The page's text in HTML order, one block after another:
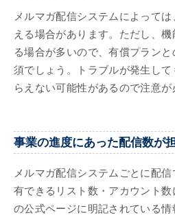
メルマガ配信システムによって
える場合があります。ただし、
る場合が多いので、有償プラン
須でしょう。トラブルが発生し
らえない可能性があるので注意が
事業の進度にあった配信数が
メルマガ配信システムごとに配
有できるリスト数・アカウント
の公式ページに明記されている